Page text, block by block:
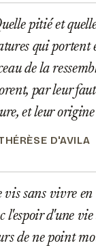
pitié et
qui portent
de la
par leur
et leur
D'AVILA
vis sans vivre en
l'espoir d'une
de ne point